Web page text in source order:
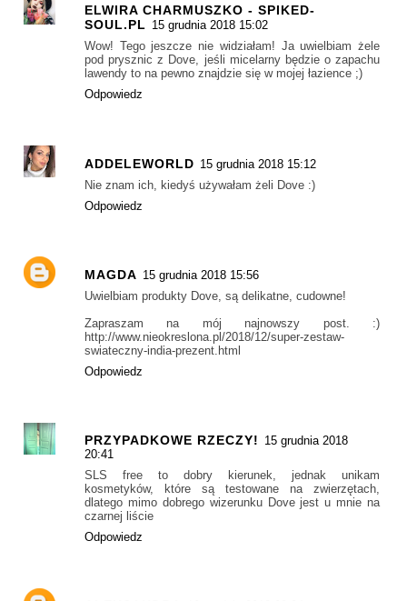
ELWIRA CHARMUSZKO - SPIKED-
SOUL.PL 15 grudnia 2018 15:02
Wow! Tego jeszcze nie widziałam! Ja uwielbiam żele
pod prysznic z Dove, jeśli micelarny będzie o zapachu
lawendy to na pewno znajdzie się w mojej łazience ;)
Odpowiedz
ADDELEWORLD 15 grudnia 2018 15:12
Nie znam ich, kiedyś używałam żeli Dove :)
Odpowiedz
MAGDA 15 grudnia 2018 15:56
Uwielbiam produkty Dove, są delikatne, cudowne!
Zapraszam na mój najnowszy post. :)
http://www.nieokreslona.pl/2018/12/super-zestaw-
swiateczny-india-prezent.html
Odpowiedz
PRZYPADKOWE RZECZY! 15 grudnia 2018
20:41
SLS free to dobry kierunek, jednak unikam
kosmetyków, które są testowane na zwierzętach,
dlatego mimo dobrego wizerunku Dove jest u mnie na
czarnej liście
Odpowiedz